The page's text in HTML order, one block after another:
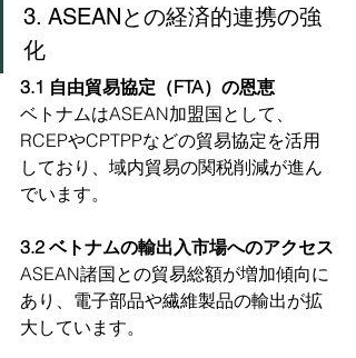
3. ASEANとの経済的連携の強
化
3.1 自由貿易協定（FTA）の恩恵
ベトナムはASEAN加盟国として、
RCEPやCPTPPなどの貿易協定を活用
しており、域内貿易の関税削減が進ん
でいます。
3.2 ベトナムの輸出入市場へのアクセス
ASEAN諸国との貿易総額が増加傾向に
あり、電子部品や繊維製品の輸出が拡
大しています。